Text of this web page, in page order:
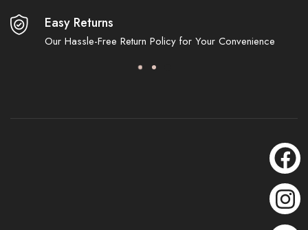
Easy Returns
Our Hassle-Free Return Policy for Your Convenience